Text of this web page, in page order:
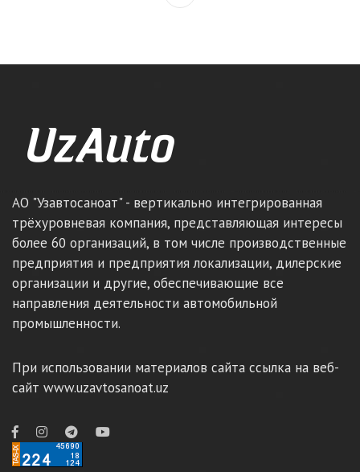
АО "Узавтосаноат" - вертикально интегрированная
трёхуровневая компания, представляющая интересы
более 60 организаций, в том числе производственные
предприятия и предприятия локализации, дилерские
организации и другие, обеспечивающие все
направления деятельности автомобильной
промышленности.
При использовании материалов сайта ссылка на веб-
сайт www.uzavtosanoat.uz